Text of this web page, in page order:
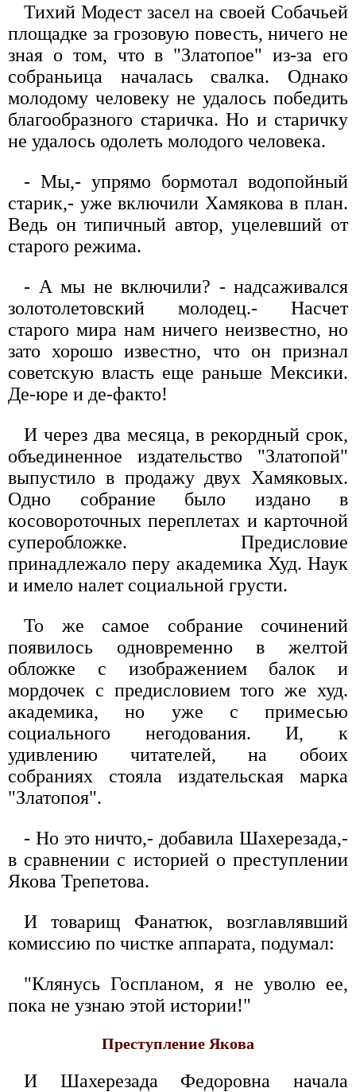
Тихий Модест засел на своей Собачьей
площадке за грозовую повесть, ничего не
зная о том, что в "Златопое" из-за его
собраньица началась свалка. Однако
молодому человеку не удалось победить
благообразного старичка. Но и старичку
не удалось одолеть молодого человека.
- Мы,- упрямо бормотал водопойный
старик,- уже включили Хамякова в план.
Ведь он типичный автор, уцелевший от
старого режима.
- А мы не включили? - надсаживался
золотолетовский молодец.- Насчет
старого мира нам ничего неизвестно, но
зато хорошо известно, что он признал
советскую власть еще раньше Мексики.
Де-юре и де-факто!
И через два месяца, в рекордный срок,
объединенное издательство "Златопой"
выпустило в продажу двух Хамяковых.
Одно собрание было издано в
косовороточных переплетах и карточной
суперобложке. Предисловие
принадлежало перу академика Худ. Наук
и имело налет социальной грусти.
То же самое собрание сочинений
появилось одновременно в желтой
обложке с изображением балок и
мордочек с предисловием того же худ.
академика, но уже с примесью
социального негодования. И, к
удивлению читателей, на обоих
собраниях стояла издательская марка
"Златопоя".
- Но это ничто,- добавила Шахерезада,-
в сравнении с историей о преступлении
Якова Трепетова.
И товарищ Фанатюк, возглавлявший
комиссию по чистке аппарата, подумал:
"Клянусь Госпланом, я не уволю ее,
пока не узнаю этой истории!"
Преступление Якова
И Шахерезада Федоровна начала